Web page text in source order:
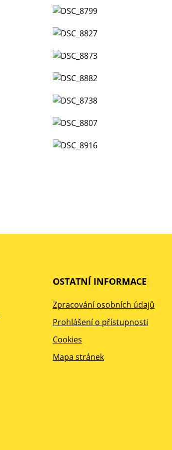
OSTATNÍ INFORMACE
Zpracování osobních údajů
Prohlášení o přístupnosti
Cookies
Mapa stránek